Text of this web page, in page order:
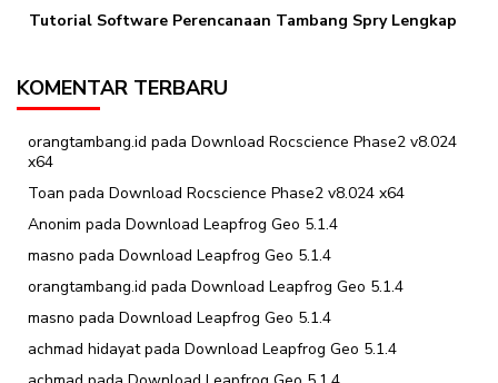
Tutorial Software Perencanaan Tambang Spry Lengkap
KOMENTAR TERBARU
orangtambang.id pada Download Rocscience Phase2 v8.024
x64
Toan pada Download Rocscience Phase2 v8.024 x64
Anonim pada Download Leapfrog Geo 5.1.4
masno pada Download Leapfrog Geo 5.1.4
orangtambang.id pada Download Leapfrog Geo 5.1.4
masno pada Download Leapfrog Geo 5.1.4
achmad hidayatpada Download Leapfrog Geo 5.1.4